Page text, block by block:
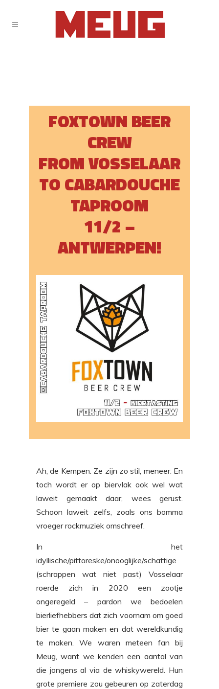
FOXTOWN BEER
CREW
FROM VOSSELAAR
TO CABARDOUCHE
TAPROOM
11/2 –
ANTWERPEN!
Ah, de Kempen. Ze zijn zo stil, meneer. En
toch wordt er op biervlak ook wel wat
laweit gemaakt daar, wees gerust.
Schoon laweit zelfs, zoals ons bomma
vroeger rockmuziek omschreef.
In het
idyllische/pittoreske/onooglijke/schattige
(schrappen wat niet past) Vosselaar
roerde zich in 2020 een zootje
ongeregeld – pardon we bedoelen
bierliefhebbers dat zich voornam om goed
bier te gaan maken en dat wereldkundig
te maken. We waren meteen fan bij
Meug, want we kenden een aantal van
die jongens al via de whiskywereld. Hun
grote premiere zou gebeuren op zaterdag